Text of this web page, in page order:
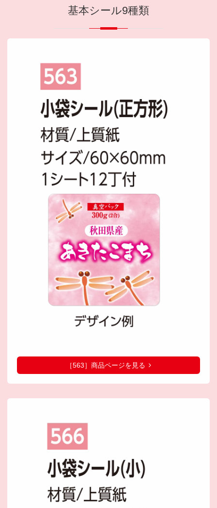
基本シール9種類
［563］商品ページを見る